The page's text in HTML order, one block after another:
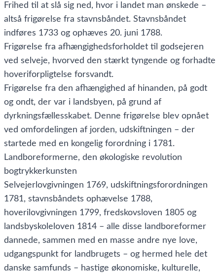
Frihed til at slå sig ned, hvor i landet man ønskede –
altså frigørelse fra stavnsbåndet. Stavnsbåndet
indføres 1733 og ophæves 20. juni 1788.
Frigørelse fra afhængighedsforholdet til godsejeren
ved selveje, hvorved den stærkt tyngende og forhadte
hoveriforpligtelse forsvandt.
Frigørelse fra den afhængighed af hinanden, på godt
og ondt, der var i landsbyen, på grund af
dyrkningsfællesskabet. Denne frigørelse blev opnået
ved omfordelingen af jorden, udskiftningen – der
startede med en kongelig forordning i 1781.
Landboreformerne, den økologiske revolution
bogtrykkerkunsten
Selvejerlovgivningen 1769, udskiftningsforordningen
1781, stavnsbåndets ophævelse 1788,
hoverilovgivningen 1799, fredskovsloven 1805 og
landsbyskoleloven 1814 – alle disse landboreformer
dannede, sammen med en masse andre nye love,
udgangspunkt for landbrugets – og hermed hele det
danske samfunds – hastige økonomiske, kulturelle,